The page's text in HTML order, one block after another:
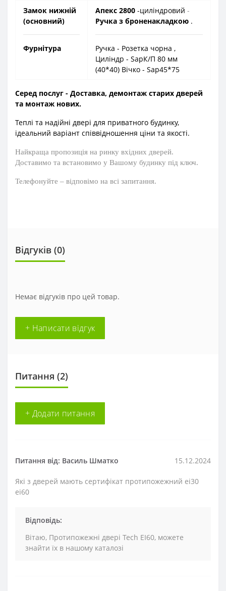
Замок нижній
(основний)
Фурнітура
Апекс 2800 -циліндровий -
Ручка з броненакладкою .
Ручка - Розетка чорна ,
Циліндр - SapК/П 80 мм
(40*40) Вічко - Sap45*75
Серед послуг - Доставка, демонтаж старих дверей
та монтаж нових.
Теплі та надійні двері для приватного будинку,
ідеальний варіант співвідношення ціни та якості.
Найкраща пропозиція на ринку вхідних дверей.
Доставимо та встановимо у Вашому будинку під ключ.
Телефонуйте – відповімо на всі запитання.
Відгуків (0)
Немає відгуків про цей товар.
+ Написати відгук
Питання (2)
+ Додати питання
Питання від: Василь Шматко 15.12.2024
Які з дверей мають сертифікат протипожежний ei30
ei60
Відповідь:
Вітаю, Протипожежні двері Tech EI60, можете
знайти їх в нашому каталозі